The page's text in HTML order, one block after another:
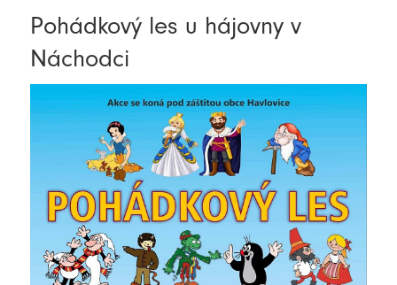
Pohádkový les u hájovny v
Náchodci